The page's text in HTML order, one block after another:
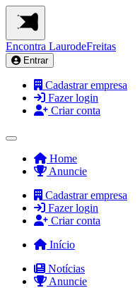
Encontra LaurodeFreitas
Entrar
Cadastrar empresa
Fazer login
Criar conta
Home
Anuncie
Cadastrar empresa
Fazer login
Criar conta
Início
Notícias
Anuncie